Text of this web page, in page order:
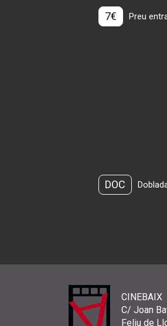
7€ Preu
DOC
CINEBAIX
C/ Joan
Feliu de